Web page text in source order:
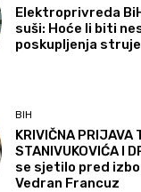
Elektroprivreda
suši: Hoće li biti
poskupljenja struje
BIH
KRIVIČNA PRIJAVA
STANIVUKOVIĆA I
se sjetilo pred
Vedran Francuz